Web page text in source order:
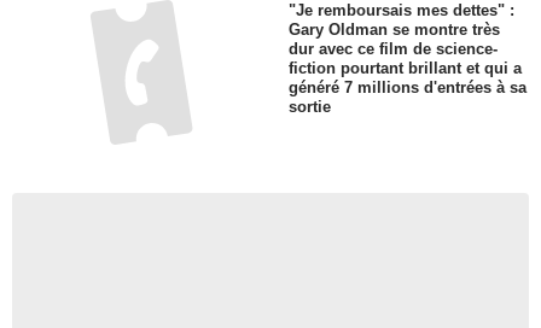
"Je remboursais mes dettes" :
Gary Oldman se montre très
dur avec ce film de science-
fiction pourtant brillant et qui a
généré 7 millions d'entrées à sa
sortie